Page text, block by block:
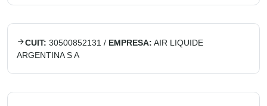
CUIT: 30500852131 / EMPRESA: AIR LIQUIDE
ARGENTINA S A